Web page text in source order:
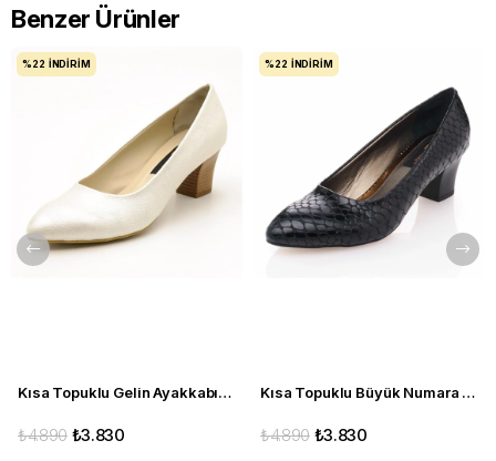
Benzer Ürünler
Kısa Topuklu Gelin Ayakkabısı Büyük Numara 1023 Sedef - 1023 51012 SE-SEDEF
₺3.830
₺4.890
%22 İNDIRIM
Kısa Topuklu Büyük Numara Kadın Stiletto Abiye Ayakkabı 1023 Siyah - 1023 51012 siy-SİYAH
₺3.830
₺4.890
%22 İNDIRIM